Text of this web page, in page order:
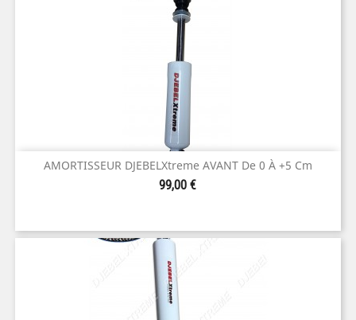
AMORTISSEUR DJEBELXtreme AVANT De 0 À +5 Cm
Prix
99,00 €